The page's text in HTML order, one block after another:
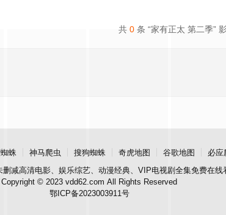
共 0 条 “家有正太 第二季”
蛛 神马爬虫 搜狗蜘蛛 奇虎地图 谷歌地图
必应
删减高清电影、娱乐综艺、动漫经典、VIP电视剧全集免费在线
Copyright © 2023 vdd62.com All Rights Reserved
鄂ICP备2023003911号